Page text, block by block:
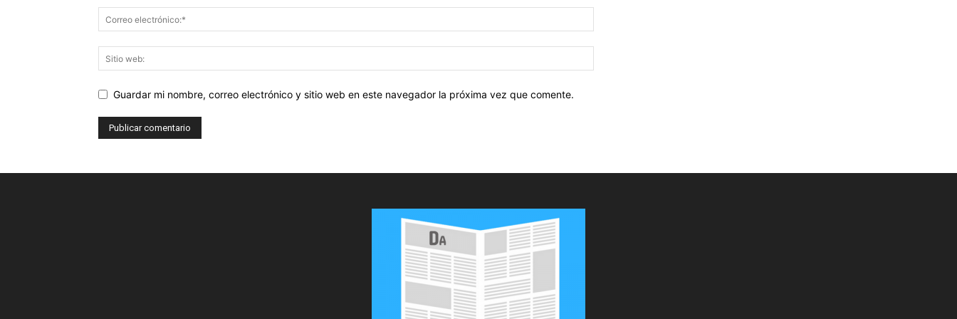
Guardar mi nombre, correo electrónico y sitio web en este navegador la próxima vez que comente.